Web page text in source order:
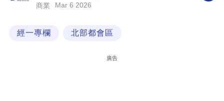
科
商業 Mar 6 2026
經一專欄 北部都會區
廣告